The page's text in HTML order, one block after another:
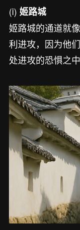
(i) 姬路城
姬路城的通道就
利进攻，因为他
处进攻的恐惧之中